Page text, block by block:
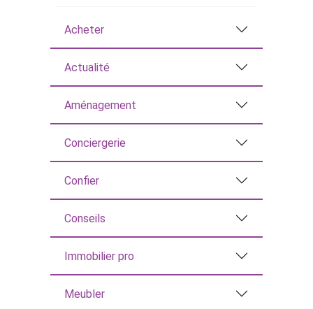
Acheter
Actualité
Aménagement
Conciergerie
Confier
Conseils
Immobilier pro
Meubler